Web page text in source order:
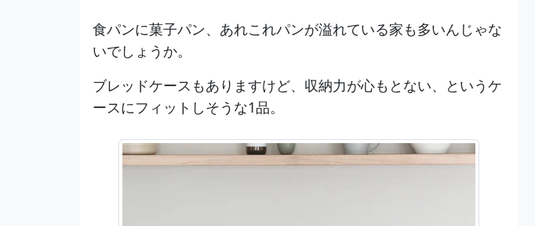
食パンに菓子パン、あれこれパンが溢れている家も多いんじゃな
いでしょうか。
ブレッドケースもありますけど、収納力が心もとない、というケ
ースにフィットしそうな1品。